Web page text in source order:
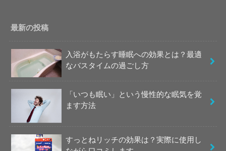
最新の投稿
入浴がもたらす睡眠への効果とは？最適
なバスタイムの過ごし方
「いつも眠い」という慢性的な眠気を覚
ます方法
すっとねリッチの効果は？実際に使用し